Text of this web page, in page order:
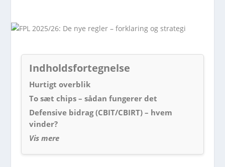
Indholdsfortegnelse
Hurtigt overblik
To sæt chips – sådan fungerer det
Defensive bidrag (CBIT/CBIRT) – hvem
vinder?
Vis mere